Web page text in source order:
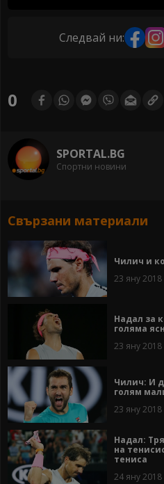
Следвай ни:
0
SPORTAL.BG
Спортни новини
Свързани материали
Чилич и
23 яну
Надал за
голяма
23 яну
Чилич: И
голям
23 яну
Надал:
на
тениса
24 яну